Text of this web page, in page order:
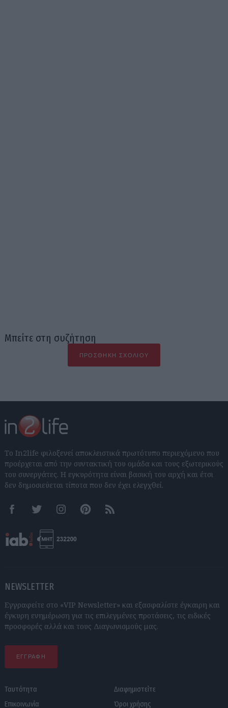
Μπείτε στη συζήτηση
ΠΡΟΣΘΉΚΗ ΣΧΟΛΊΟΥ
Το In2life φιλοξενεί αποκλειστικά πρωτότυπο περιεχόμενο που
προέρχεται από την συντακτική του ομάδα και τους εξωτερικούς
του συνεργάτες. Η εγκυρότητα είναι βασική του αρχή και έτσι
δεν δημοσιεύεται τίποτα που δεν έχει ελεγχθεί.
FacebookTwitter InstagramPinterestRSS feeds
NEWSLETTER
Εγγραφείτε στο «VIP Newsletter» και εξασφαλίστε έγκαιρη και
έγκυρη ενημέρωση για τις επιλεγμένες προτάσεις, τις ειδικές
προσφορές αλλά και τους Διαγωνισμούς μας.
ΕΓΓΡΑΦΗ
Ταυτότητα
Επικοινωνία
Διαφημιστείτε
Όροι χρήσης